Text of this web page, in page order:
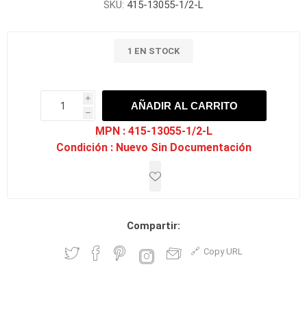
SKU: 415-13055-1/2-L
1 EN STOCK
i
h
h
AÑADIR AL CARRITO
MPN : 415-13055-1/2-L
Condición : Nuevo Sin Documentación
Compartir:
Copy URL